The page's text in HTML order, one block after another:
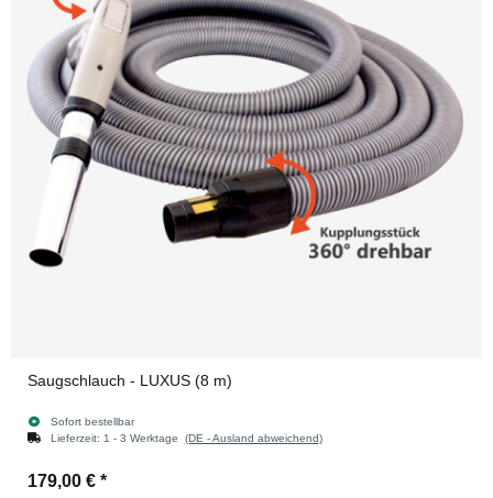
Saugschlauch - LUXUS (8 m)
Sofort bestellbar
Lieferzeit: 1 - 3 Werktage (DE - Ausland abweichend)
179,00 € *